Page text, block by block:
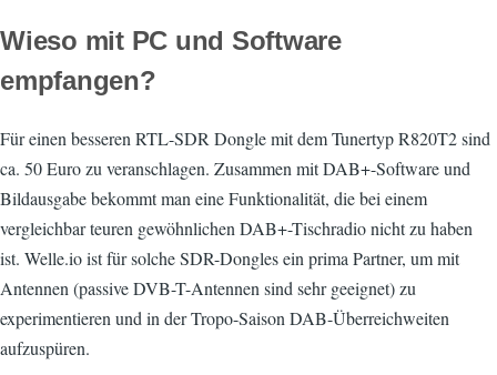
Wieso mit PC und Software
empfangen?
Für einen besseren RTL-SDR Dongle mit dem Tunertyp R820T2 sind
ca. 50 Euro zu veranschlagen. Zusammen mit DAB+-Software und
Bildausgabe bekommt man eine Funktionalität, die bei einem
vergleichbar teuren gewöhnlichen DAB+-Tischradio nicht zu haben
ist. Welle.io ist für solche SDR-Dongles ein prima Partner, um mit
Antennen (passive DVB-T-Antennen sind sehr geeignet) zu
experimentieren und in der Tropo-Saison DAB-Überreichweiten
aufzuspüren.